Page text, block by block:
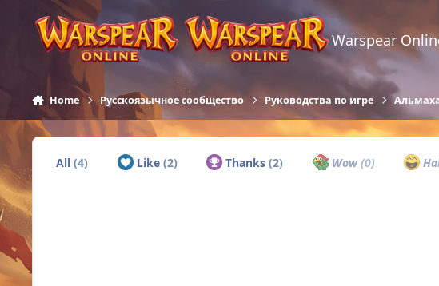
Skip to content
Warspear
Home Русскоязычное сообщество Руководства по игре
All(4) Like (2) Thanks(2) Wow(0)